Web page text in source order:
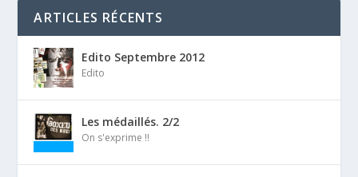
ARTICLES RÉCENTS
Edito Septembre 2012
Edito
Les médaillés. 2/2
On s'exprime !!